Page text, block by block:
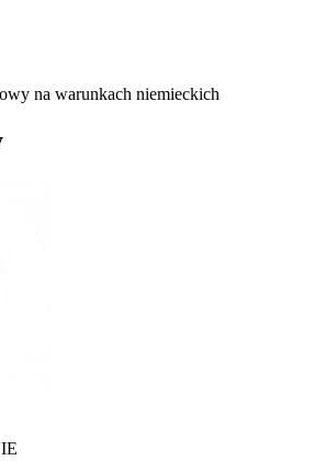
na warunkach niemieckich